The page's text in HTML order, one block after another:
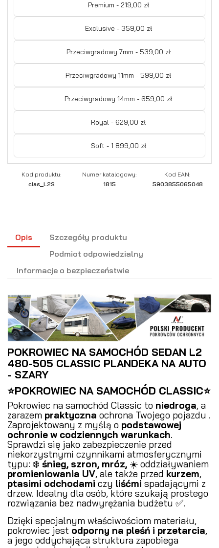
Premium - 219,00 zł
Exclusive - 359,00 zł
Przeciwgradowy 7mm - 539,00 zł
Przeciwgradowy 11mm - 599,00 zł
Przeciwgradowy 14mm - 659,00 zł
Royal - 629,00 zł
Soft - 1 899,00 zł
Kod produktu:
clas_L2S
Numer katalogowy:
1815
Kod EAN:
5903855065048
Opis
Szczegóły produktu
Podmiot odpowiedzialny
Informacje o bezpieczeństwie
POKROWIEC NA SAMOCHÓD SEDAN L2
480-505 CLASSIC PLANDEKA NA AUTO
- SZARY
⭐POKROWIEC NA SAMOCHÓD CLASSIC⭐
Pokrowiec na samochód Classic to niedroga, a
zarazem praktyczna ochrona Twojego pojazdu .
Zaprojektowany z myślą o podstawowej
ochronie w codziennych warunkach.
Sprawdzi się jako zabezpieczenie przed
niekorzystnymi czynnikami atmosferycznymi
typu: ❄️ śnieg, szron, mróz, ☀️ oddziaływaniem
promieniowania UV, ale także przed kurzem,
ptasimi odchodami czy liśćmi spadającymi z
drzew. Idealny dla osób, które szukają prostego
rozwiązania bez nadwyrężania budżetu ✅.
Dzięki specjalnym właściwościom materiału,
pokrowiec jest odporny na pleśń i przetarcia,
a jego oddychająca struktura zapobiega